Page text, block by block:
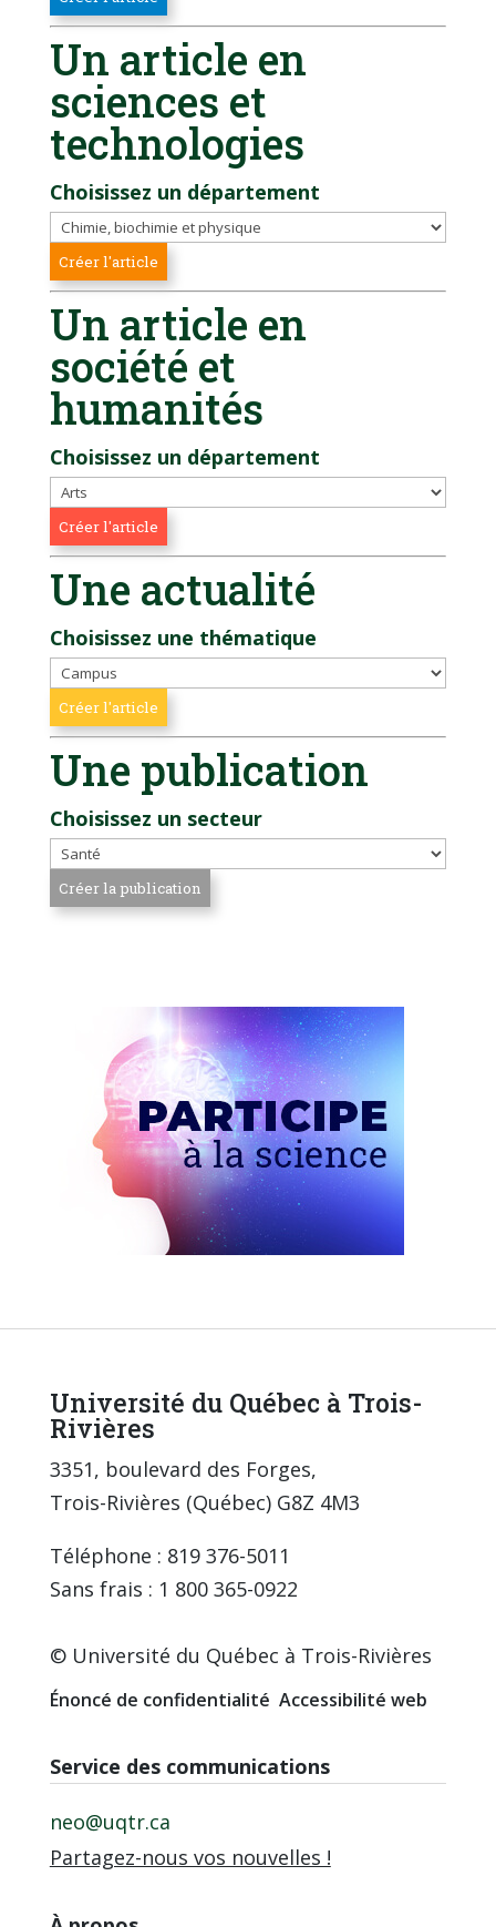
Un article en
sciences et
technologies
Choisissez un département
Un article en
société et
humanités
Choisissez un département
Une actualité
Choisissez une thématique
Une publication
Choisissez un secteur
Université du Québec à Trois-
Rivières
3351, boulevard des Forges,
Trois-Rivières (Québec) G8Z 4M3
Téléphone : 819 376-5011
Sans frais : 1 800 365-0922
© Université du Québec à Trois-Rivières
Énoncé de confidentialité Accessibilité web
Service des communications
neo@uqtr.ca
Partagez-nous vos nouvelles !